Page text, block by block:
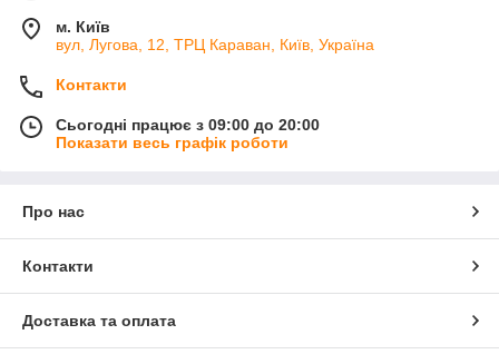
м. Київ
вул, Лугова, 12, ТРЦ Караван, Київ, Україна
Контакти
Сьогодні працює з 09:00 до 20:00
Показати весь графік роботи
Про нас
Контакти
Доставка та оплата